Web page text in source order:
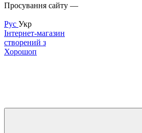
Просування сайту —
Рус Укр
Інтернет-магазин
створений з
Хорошоп